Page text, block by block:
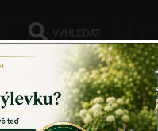
KATEGORIE